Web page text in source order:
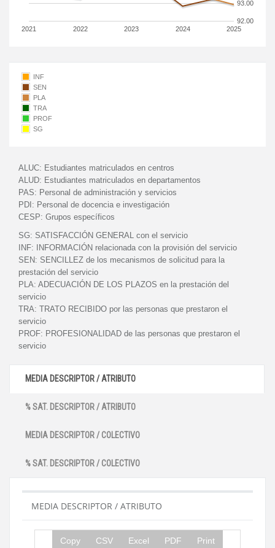
2021 2022 2023 2024 2025
92.00
93.00
INF
SEN
PLA
TRA
PROF
SG
ALUC: Estudiantes matriculados en centros
ALUD: Estudiantes matriculados en departamentos
PAS: Personal de administración y servicios
PDI: Personal de docencia e investigación
CESP: Grupos específicos
SG: SATISFACCIÓN GENERAL con el servicio
INF:
INFORMACIÓN relacionada con la provisión del servicio
SEN: SENCILLEZ de los mecanismos de solicitud para la
prestación del servicio
PLA: ADECUACIÓN DE LOS PLAZOS en la prestación del
servicio
TRA: TRATO RECIBIDO por las personas que prestaron el
servicio
PROF: PROFESIONALIDAD de las personas que prestaron el
servicio
MEDIA DESCRIPTOR / ATRIBUTO
% SAT. DESCRIPTOR / ATRIBUTO
MEDIA DESCRIPTOR / COLECTIVO
% SAT. DESCRIPTOR / COLECTIVO
MEDIA DESCRIPTOR / ATRIBUTO
Copy CSV Excel PDF Print